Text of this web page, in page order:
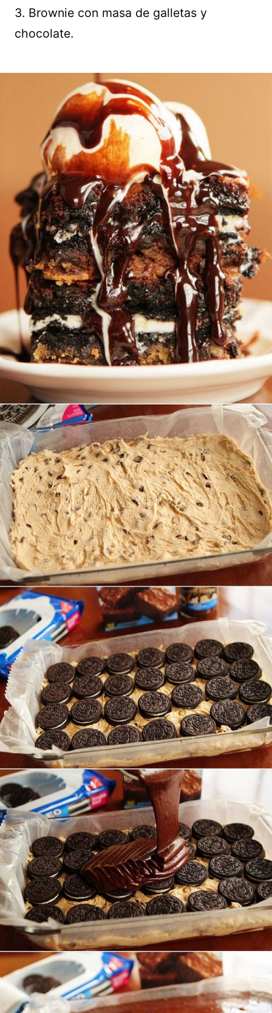
3. Brownie con masa de galletas y
chocolate.